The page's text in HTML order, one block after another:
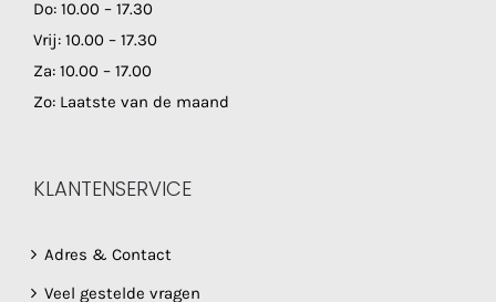
Do: 10.00 – 17.30
Vrij: 10.00 – 17.30
Za: 10.00 – 17.00
Zo: Laatste van de maand
KLANTENSERVICE
Adres & Contact
Veel gestelde vragen